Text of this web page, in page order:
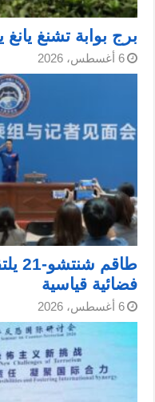
برج بوابة تشنغ
6 أغسطس، 2026
فضائية قياسية
6 أغسطس، 2026